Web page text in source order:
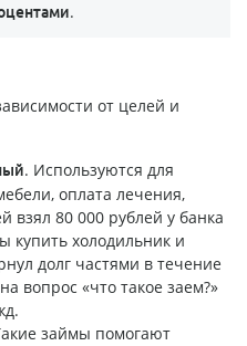
.
от целей и
. Используются для
оплата лечения,
взял 80 000 рублей у банка
купить холодильник и
долг частями в течение
вопрос «что такое заем?»
займы помогают